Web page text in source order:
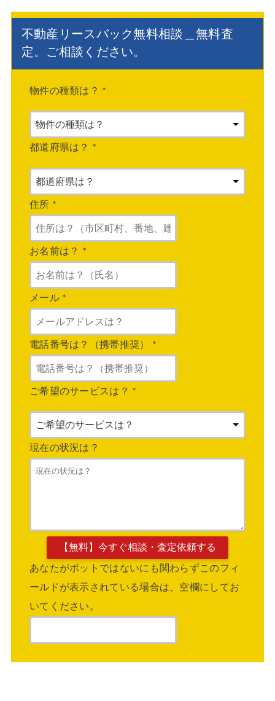
不動産リースバック無料相談＿無料査
定。ご相談ください。
物件の種類は？ *
都道府県は？ *
住所 *
お名前は？ *
メール *
電話番号は？（携帯推奨） *
ご希望のサービスは？ *
現在の状況は？
あなたがボットではないにも関わらずこのフィ
ールドが表示されている場合は、空欄にしてお
いてください。